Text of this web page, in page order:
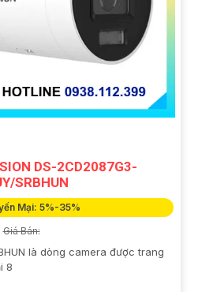
DS-2CD2087G3-
SRBHUN
Mại: 5%-35%
Giá Bán:
là dòng camera được trang
8